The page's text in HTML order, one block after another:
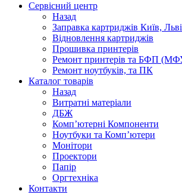
Сервісний центр
Назад
Заправка картриджів Київ,
Відновлення картриджів
Прошивка принтерів
Ремонт принтерів та БФП
Ремонт ноутбуків, та ПК
Каталог товарів
Назад
Витратні матеріали
ДБЖ
Комп’ютерні Компоненти
Ноутбуки та Комп’ютери
Монітори
Проектори
Папір
Оргтехніка
Контакти